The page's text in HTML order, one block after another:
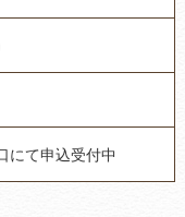
にて申込受付中